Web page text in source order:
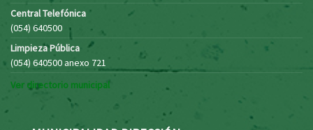
Central Telefónica
(054) 640500
Limpieza Pública
(054) 640500 anexo 721
Ver directorio municipal